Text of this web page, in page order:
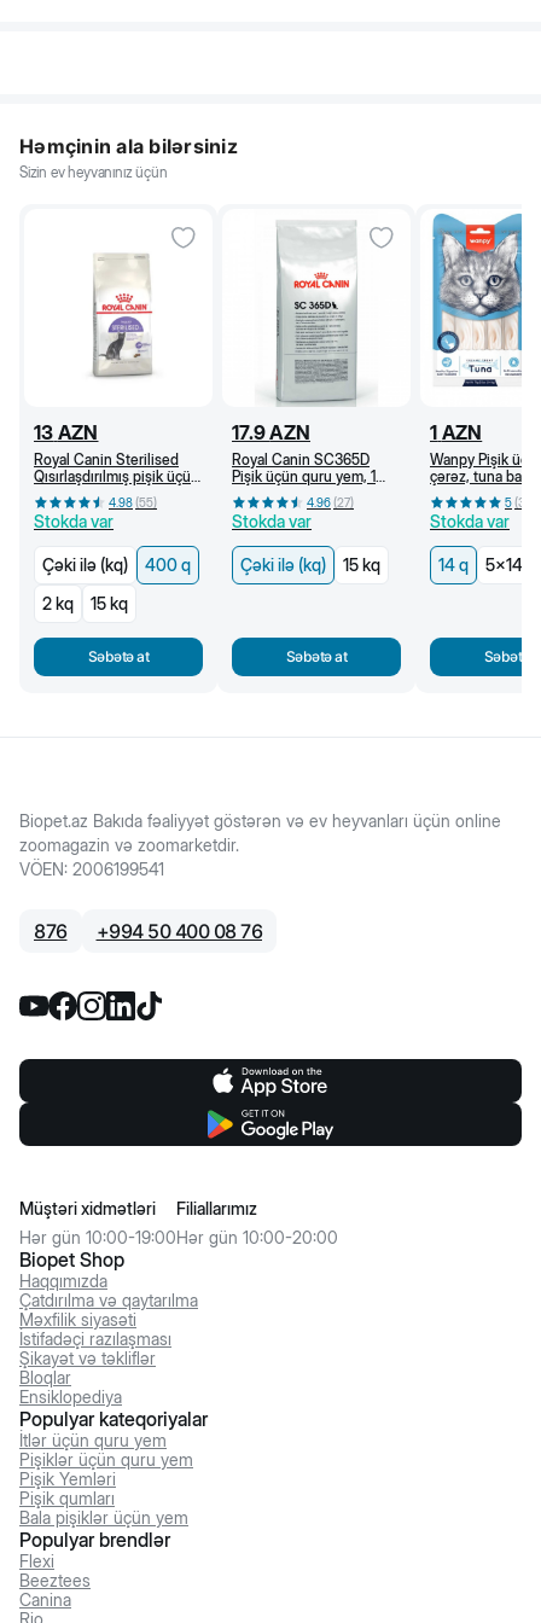
Həmçinin ala bilərsiniz
Sizin ev heyvanınız üçün
13 AZN
Royal Canin Sterilised
Qısırlaşdırılmış pişik üçün
quru yem, 1 yaşdan, 400
q
4.98(55)
Stokda var
Çəki ilə (kq)
400 q
2 kq
15 kq
Səbətə at
17.9AZN
Royal Canin SC365D
Pişik üçün quru yem, 1
yaşdan (kq) 4.96(27)
Stokda var
Çəki ilə (kq) 15 kq
Səbətə at
1 AZN
Wanpy Pişik
çərəz, tuna
5(36
Stokda var
14 q 5x14 q
Səbətə
Biopet.az Bakıda fəaliyyət göstərən və ev heyvanları üçün online
zoomagazin və zoomarketdir.
VÖEN: 2006199541
876 +994 50 400 08 76
Biopet Shop
Haqqımızda
Çatdırılma və qaytarılma
Məxfilik siyasəti
İstifadəçi razılaşması
Şikayət və təkliflər
Bloqlar
Ensiklopediya
Müştəri xidmətləri
Hər gün 10:00-19:00
Filiallarımız
Hər gün 10:00-20:00
Populyar kateqoriyalar
İtlər üçün quru yem
Pişiklər üçün quru yem
Pişik Yemləri
Pişik qumları
Bala pişiklər üçün yem
Populyar brendlər
Flexi
Beeztees
Canina
Rio